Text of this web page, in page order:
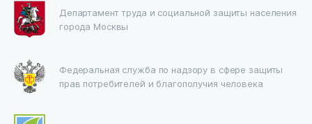
Департамент труда и социальной защиты населения
города Москвы
Федеральная служба по надзору в сфере защиты
прав потребителей и благополучия человека